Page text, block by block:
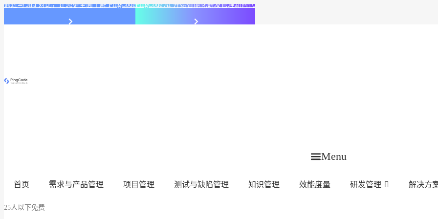
通过与 Jira 对比，让您更全面了解 PingCodePingCode AI 开始智能化研发管理新时代
Menu
首页 需求与产品管理 项目管理 测试与缺陷管理 知识管理 效能度量 研发管理 解决方
25人以下免费